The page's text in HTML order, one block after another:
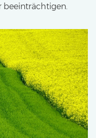
beeinträchtigen.